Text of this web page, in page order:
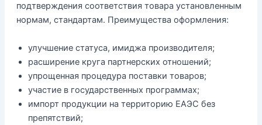
подтверждения соответствия товара установленным
нормам, стандартам. Преимущества оформления:
улучшение статуса, имиджа производителя;
расширение круга партнерских отношений;
упрощенная процедура поставки товаров;
участие в государственных программах;
импорт продукции на территорию ЕАЭС без
препятствий;